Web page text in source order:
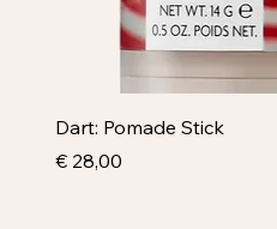
Dart: Pomade Stick
Prijs
€ 28,00